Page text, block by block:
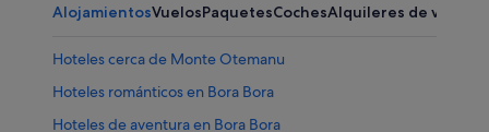
AlojamientosVuelosPaquetesCochesAlquileres de
Hoteles cerca de Monte Otemanu
Hoteles románticos en Bora Bora
Hoteles de aventura en Bora Bora